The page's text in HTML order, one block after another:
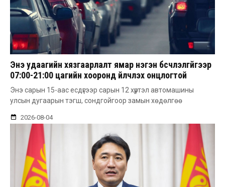
Энэ удаагийн хязгаарлалт ямар нэгэн бүсчлэлгүйгээр
07:00-21:00 цагийн хооронд үйлчлэх онцлогтой
Энэ сарын 15-аас есдүгээр сарын 12 хүртэл автомашины
улсын дугаарын тэгш, сондгойгоор замын хөдөлгөө
2026-08-04